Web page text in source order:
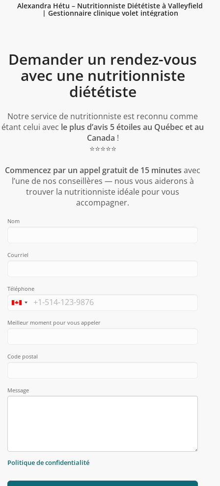
Alexandra Hétu – Nutritionniste Diététiste à Valleyfield
| Gestionnaire clinique volet intégration
Demander un rendez-vous
avec une nutritionniste
diététiste
Notre service de nutritionniste est reconnu comme
étant celui avec le plus d’avis 5 étoiles au Québec et au
Canada !
⭐️⭐️⭐️⭐️⭐️
Commencez par un appel gratuit de 15 minutes avec
l’une de nos conseillères — nous vous aiderons à
trouver la nutritionniste idéale pour vous
accompagner.
Nom
Courriel
Téléphone
Meilleur moment pour vous appeler
Code postal
Message
Politique de confidentialité